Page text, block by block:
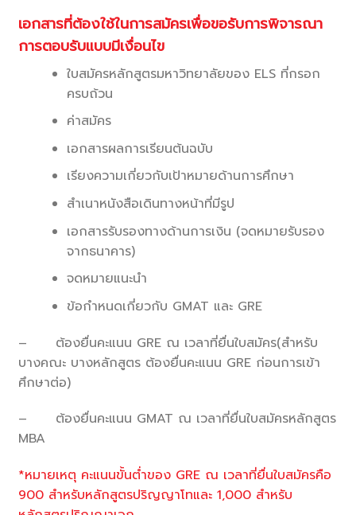
เอกสารที่ต้องใช้ในการสมัครเพื่อขอรับการพิจารณา
การตอบรับแบบมีเงื่อนไข
ใบสมัครหลักสูตรมหาวิทยาลัยของ ELS ที่กรอก
ครบถ้วน
ค่าสมัคร
เอกสารผลการเรียนต้นฉบับ
เรียงความเกี่ยวกับเป้าหมายด้านการศึกษา
สำเนาหนังสือเดินทางหน้าที่มีรูป
เอกสารรับรองทางด้านการเงิน (จดหมายรับรอง
จากธนาคาร)
จดหมายแนะนำ
ข้อกำหนดเกี่ยวกับ GMAT และ GRE
– ต้องยื่นคะแนน GRE ณ เวลาที่ยื่นใบสมัคร(สำหรับ
บางคณะ บางหลักสูตร ต้องยื่นคะแนน GRE ก่อนการเข้า
ศึกษาต่อ)
– ต้องยื่นคะแนน GMAT ณ เวลาที่ยื่นใบสมัครหลักสูตร
MBA
*หมายเหตุ คะแนนขั้นต่ำของ GRE ณ เวลาที่ยื่นใบสมัครคือ
900 สำหรับหลักสูตรปริญญาโทและ 1,000 สำหรับ